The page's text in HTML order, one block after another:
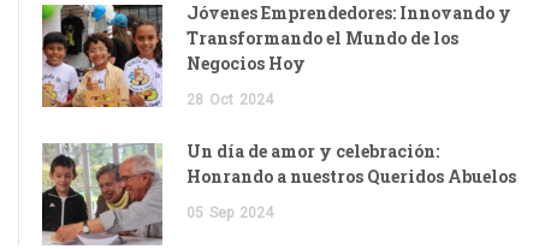
Jóvenes Emprendedores: Innovando y
Transformando el Mundo de los
Negocios Hoy
28 Oct 2024
Un día de amor y celebración:
Honrando a nuestros Queridos Abuelos
05 Sep 2024